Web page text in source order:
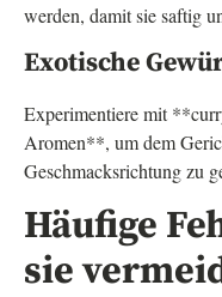
werden, damit sie saftig
Exotische
Experimentiere mit
Aromen**, um dem
Geschmacksrichtung zu
Häufige
sie